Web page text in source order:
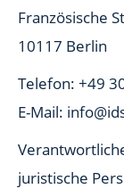
Französische
10117 Berlin
Telefon: +49
E-Mail:
juristische